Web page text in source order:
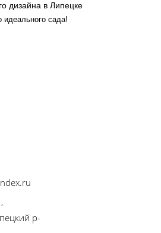
дизайна в Липецке
сада!
р-